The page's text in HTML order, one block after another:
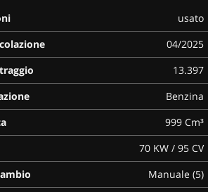
usato
04/2025
13.397
Benzina
999 Cm³
70 KW / 95 CV
Manuale (5)